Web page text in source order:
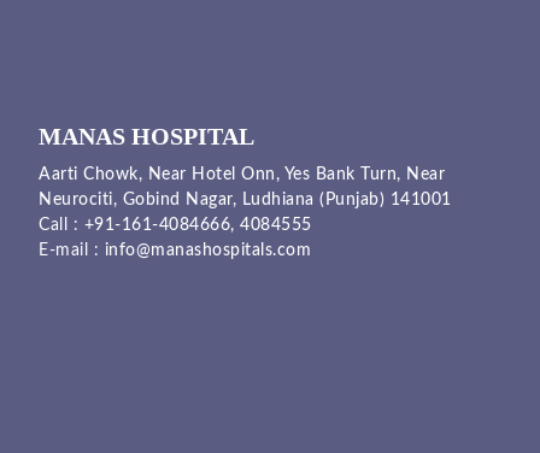
MANAS HOSPITAL
Aarti Chowk, Near Hotel Onn, Yes Bank Turn, Near
Neurociti, Gobind Nagar, Ludhiana (Punjab) 141001
Call : +91-161-4084666, 4084555
E-mail : info@manashospitals.com